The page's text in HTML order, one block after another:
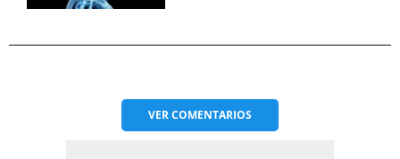
VERCOMENTARIOS